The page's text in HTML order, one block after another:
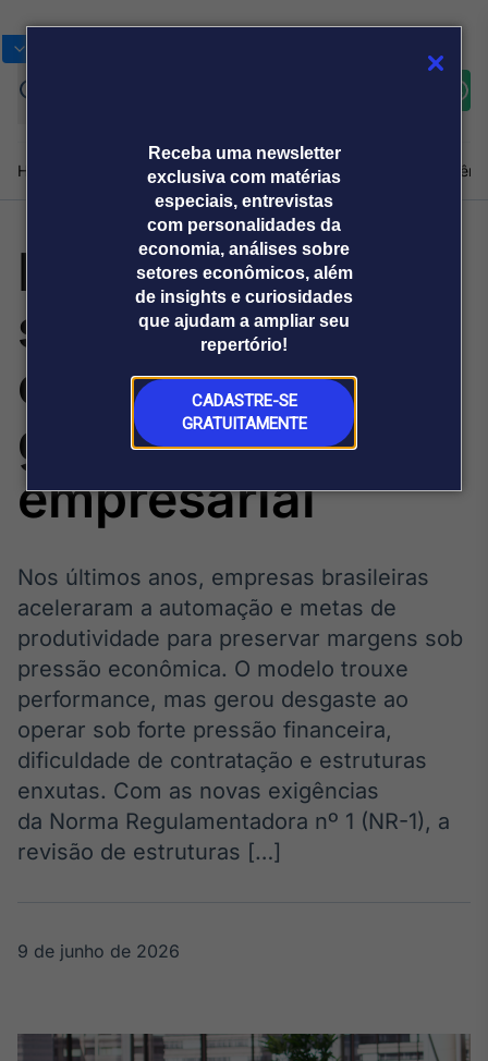
Receba uma newsletter
exclusiva com matérias
especiais, entrevistas
com personalidades da
economia, análises sobre
setores econômicos, além
de insights e curiosidades
que ajudam a ampliar seu
repertório!
CADASTRE-SE
GRATUITAMENTE
Home Produtos e soluçõesNotíciasBlogWeekend
Plataformas
Broadcast
Broadcast+
O mercado
financeiro em
tempo real
Broadcast
Agro
Broadcast
Político
Os bastidores da
política em
Broadcast
Energia
Plataforma para
conteúdos
Sobre nós Releases Broadcast
Prêmio Broadcast
Analistas
Prêmio Broadcast
Empresas
Agências de
comunicação
Releases
Produtividade e
saúde mental
entram em
gestão
empresarial
Nos últimos anos, empresas brasileiras
aceleraram a automação e metas de
produtividade para preservar margens sob
pressão econômica. O modelo trouxe
performance, mas gerou desgaste ao
operar sob forte pressão financeira,
dificuldade de contratação e estruturas
enxutas. Com as novas exigências
da Norma Regulamentadora nº 1 (NR-1), a
revisão de estruturas […]
9 de junho de 2026